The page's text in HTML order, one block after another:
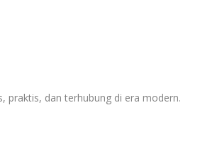
praktis, dan terhubung di era modern.